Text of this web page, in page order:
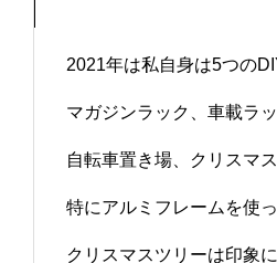
2021年は私自身は5つの
マガジンラック、車載ラ
自転車置き場、クリスマ
特にアルミフレームを使
クリスマスツリーは印象